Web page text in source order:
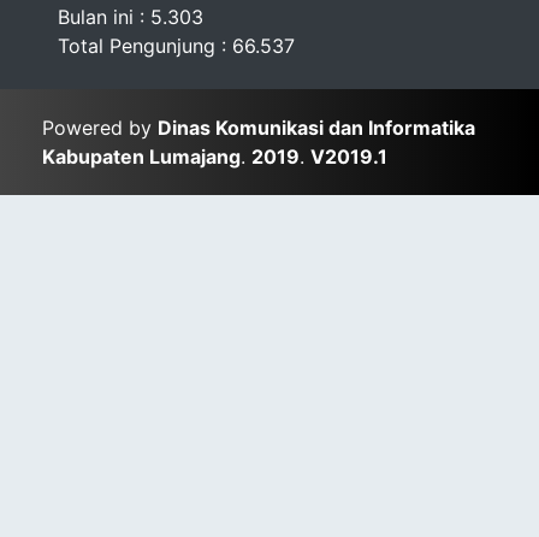
Bulan ini : 5.303
Total Pengunjung : 66.537
Powered by Dinas Komunikasi dan Informatika
Kabupaten Lumajang. 2019. V2019.1